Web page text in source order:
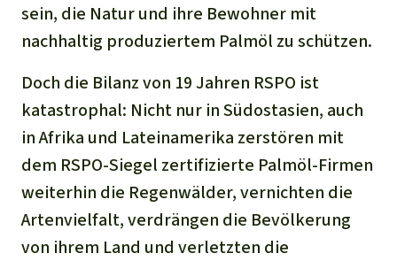
Zement und Beton
sein, die Natur und ihre Bewohner mit
nachhaltig produziertem Palmöl zu schützen.
Doch die Bilanz von 19 Jahren RSPO ist
katastrophal: Nicht nur in Südostasien, auch
in Afrika und Lateinamerika zerstören mit
dem RSPO-Siegel zertifizierte Palmöl-Firmen
weiterhin die Regenwälder, vernichten die
Artenvielfalt, verdrängen die Bevölkerung
von ihrem Land und verletzten die